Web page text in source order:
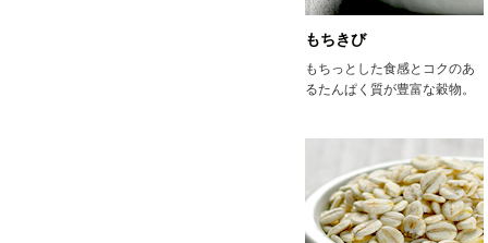
もちきび
もちっとした食感とコクのあ
るたんぱく質が豊富な穀物。